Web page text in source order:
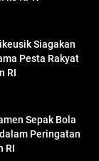
Siagakan
Pesta Rakyat
RI
Sepak Bola
Peringatan
RI